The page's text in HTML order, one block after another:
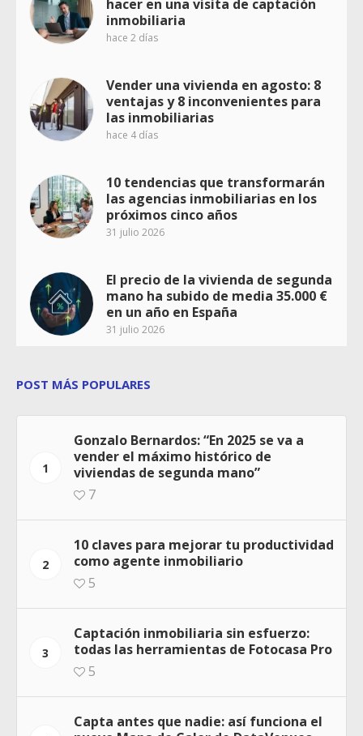
hacer en una visita de captación
inmobiliaria
hace 2 días
Vender una vivienda en agosto: 8
ventajas y 8 inconvenientes para
las inmobiliarias
hace 4 días
10 tendencias que transformarán
las agencias inmobiliarias en los
próximos cinco años
31 julio 2026
El precio de la vivienda de segunda
mano ha subido de media 35.000 €
en un año en España
31 julio 2026
POST MÁS POPULARES
1
Gonzalo Bernardos: “En 2025 se va a
vender el máximo histórico de
viviendas de segunda mano”
7
2
10 claves para mejorar tu productividad
como agente inmobiliario
5
3
Captación inmobiliaria sin esfuerzo:
todas las herramientas de Fotocasa Pro
5
Capta antes que nadie: así funciona el